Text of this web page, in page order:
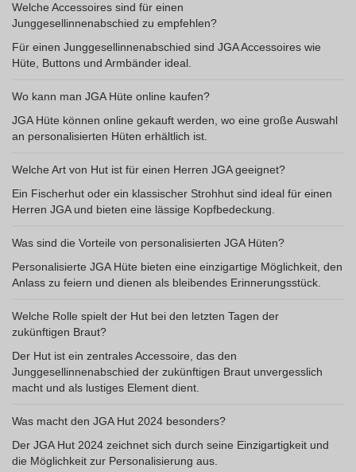
Welche Accessoires sind für einen
Junggesellinnenabschied zu empfehlen?
Für einen Junggesellinnenabschied sind JGA Accessoires wie
Hüte, Buttons und Armbänder ideal.
Wo kann man JGA Hüte online kaufen?
JGA Hüte können online gekauft werden, wo eine große Auswahl
an personalisierten Hüten erhältlich ist.
Welche Art von Hut ist für einen Herren JGA geeignet?
Ein Fischerhut oder ein klassischer Strohhut sind ideal für einen
Herren JGA und bieten eine lässige Kopfbedeckung.
Was sind die Vorteile von personalisierten JGA Hüten?
Personalisierte JGA Hüte bieten eine einzigartige Möglichkeit, den
Anlass zu feiern und dienen als bleibendes Erinnerungsstück.
Welche Rolle spielt der Hut bei den letzten Tagen der
zukünftigen Braut?
Der Hut ist ein zentrales Accessoire, das den
Junggesellinnenabschied der zukünftigen Braut unvergesslich
macht und als lustiges Element dient.
Was macht den JGA Hut 2024 besonders?
Der JGA Hut 2024 zeichnet sich durch seine Einzigartigkeit und
die Möglichkeit zur Personalisierung aus.